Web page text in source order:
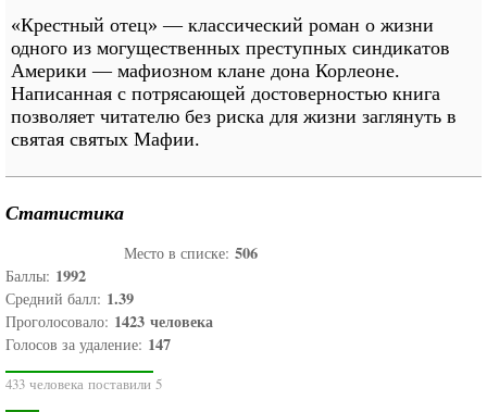
«Крестный отец» ― классический роман о жизни
одного из могущественных преступных синдикатов
Америки ― мафиозном клане дона Корлеоне.
Написанная с потрясающей достоверностью книга
позволяет читателю без риска для жизни заглянуть в
святая святых Мафии.
Статистика
Место в списке: 506
Баллы: 1992
Средний балл: 1.39
Проголосовало: 1423 человека
Голосов за удаление: 147
433 человека поставили 5